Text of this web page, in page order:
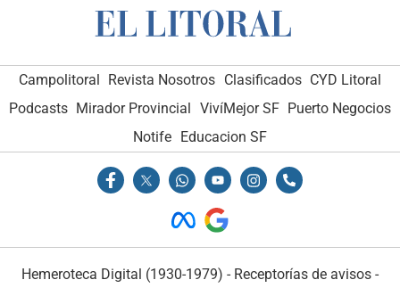
Campolitoral Revista Nosotros Clasificados CYD Litoral
Podcasts Mirador Provincial VivíMejor SF Puerto Negocios
Notife Educacion SF
Hemeroteca Digital (1930-1979) - Receptorías de avisos -